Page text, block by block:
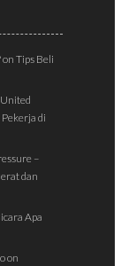
onTips Beli
di
–
dan
Apa
on